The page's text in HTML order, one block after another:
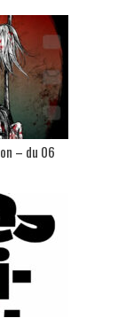
– du 06